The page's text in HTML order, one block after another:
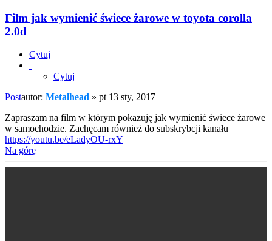
Film jak wymienić świece żarowe w toyota corolla
2.0d
Cytuj
Cytuj
Postautor: Metalhead » pt 13 sty, 2017
Zapraszam na film w którym pokazuję jak wymienić świece żarowe
w samochodzie. Zachęcam również do subskrybcji kanału
https://youtu.be/eLadyOU-rxY
Na górę